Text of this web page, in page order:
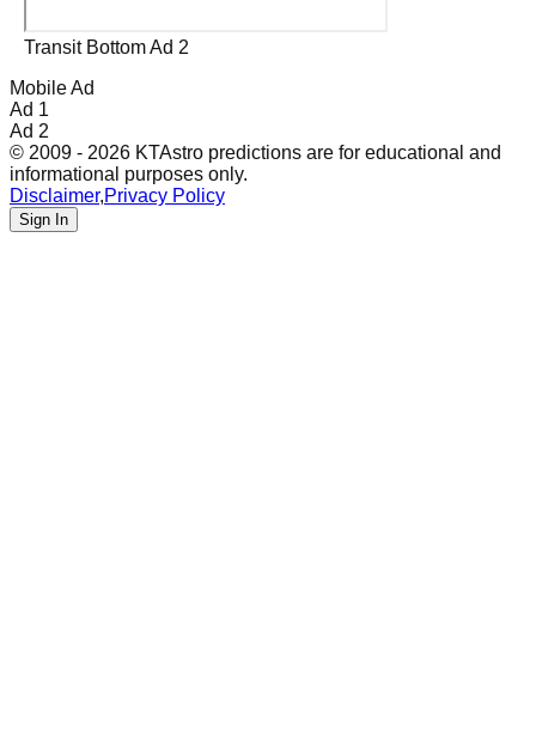
Transit Bottom Ad 2
Mobile Ad
Ad 1
Ad 2
© 2009 - 2026 KTAstro predictions are for educational and
informational purposes only.
Disclaimer,Privacy Policy
Sign In